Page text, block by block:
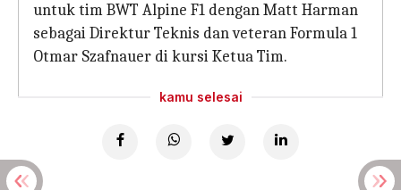
untuk tim BWT Alpine F1 dengan Matt Harman
sebagai Direktur Teknis dan veteran Formula 1
Otmar Szafnauer di kursi Ketua Tim.
kamu selesai